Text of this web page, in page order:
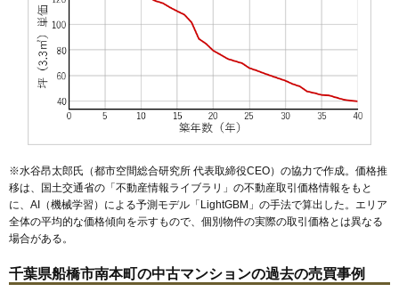
相場 2,930万円～3,230万円
(48.8万円/㎡~53.8万円/㎡)
マンションナビで
無料一括査定をする
※水谷昂太郎氏（都市空間総合研究所 代表取締役CEO）の協力で作成。価格推
移は、国土交通省の「 不動産情報ライブラリ 」の不動産取引価格情報をもと
に、AI（機械学習）による予測モデル「LightGBM」の手法で算出した。エリア
全体の平均的な価格傾向を示すもので、個別物件の実際の取引価格とは異なる
場合がある。
千葉県船橋市南本町の中古マンションの過去の売買事例